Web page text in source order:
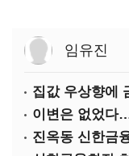
임유진
이변은 없었다